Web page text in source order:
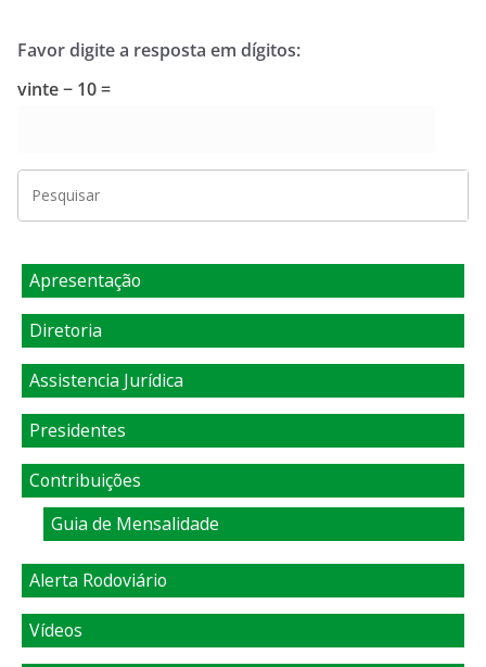
Favor digite a resposta em dígitos:
vinte − 10 =
Apresentação
Diretoria
Assistencia Jurídica
Presidentes
Contribuições
Guia de Mensalidade
Alerta Rodoviário
Vídeos